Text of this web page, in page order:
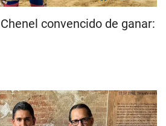
convencido de ganar: